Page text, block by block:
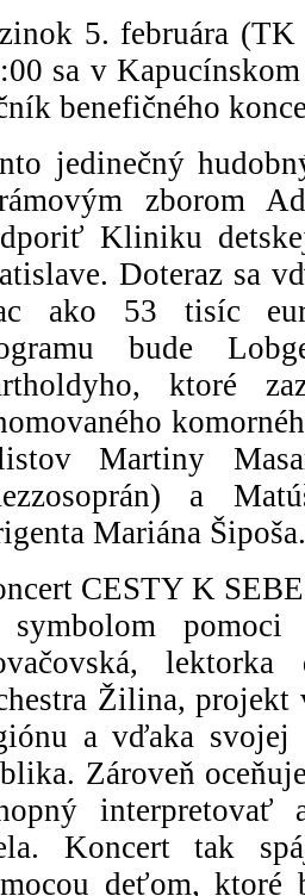
5. februára
sa v
benefičného
jedinečný
zborom
Kliniku
Doteraz sa
ako 53 tisíc
bude
ktoré
Martiny
a
Mariána
CESTY K
lektorka
Žilina, projekt
a vďaka
Zároveň
interpretovať
Koncert tak
deťom, ktoré